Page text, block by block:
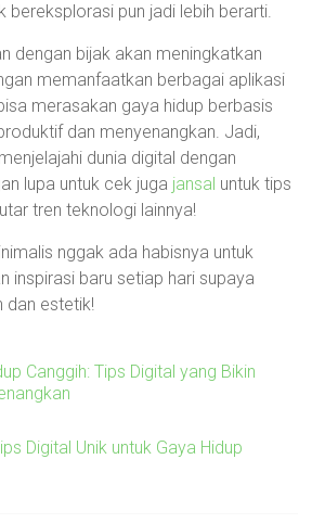
bereksplorasi pun jadi lebih berarti.
dengan bijak akan meningkatkan
memanfaatkan berbagai aplikasi
merasakan gaya hidup berbasis
dan menyenangkan. Jadi,
dunia digital dengan
lupa untuk cek juga jansal untuk tips
tren teknologi lainnya!
nggak ada habisnya untuk
inspirasi baru setiap hari supaya
dan estetik!
Canggih: Tips Digital yang Bikin
Digital Unik untuk Gaya Hidup